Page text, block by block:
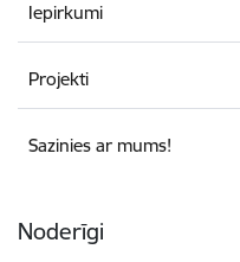
Iepirkumi
Projekti
Sazinies ar mums!
Noderīgi